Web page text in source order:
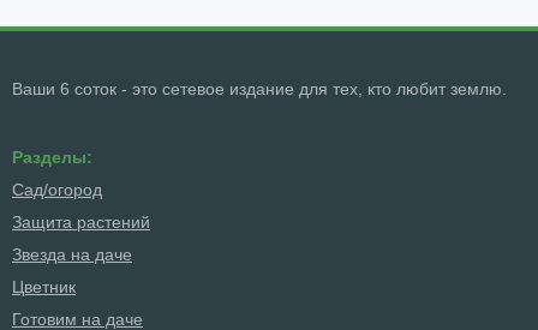
Ваши 6 соток - это сетевое издание для тех, кто любит землю.
Разделы:
Сад/огород
Защита растений
Звезда на даче
Цветник
Готовим на даче